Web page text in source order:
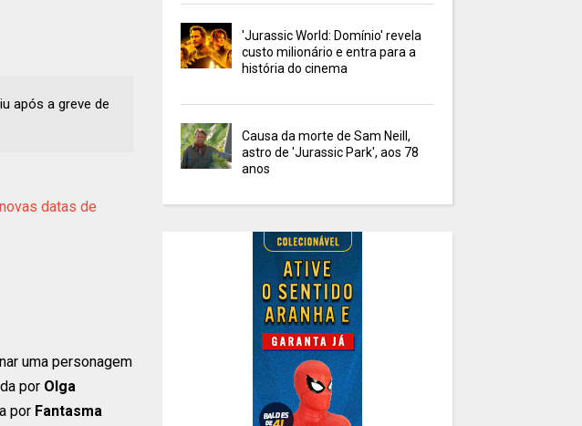
após a greve de
datas de
uma personagem
por Olga
por Fantasma
'Jurassic World: Domínio' revela
custo milionário e entra para a
história do cinema
Causa da morte de Sam Neill,
astro de 'Jurassic Park', aos 78
anos